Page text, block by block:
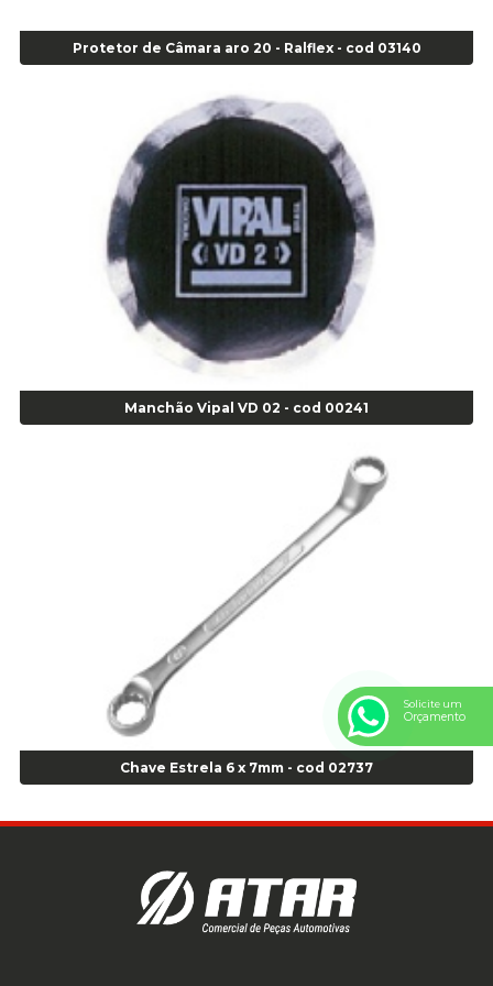
Alicate de Corte Diagonal - cod 02138
Alicate de Pressão Corneta (Cód. 01780)
Alicate para Abracadeira 3/16" x 1.3/16" 29840 - Gedore - Cod 02174
Alicate para Anéis Externos Bico Reto - Gedore A2 - Cod 00894
Alicate para Anéis Externos com Bico Curvo - Gedore A21 - Cod 00895
Alicate para Anéis Internos Bico Curvo - Gedore J21 - Cod 00893
Alicate para Anéis Tipo Trava Câmbio 8134 Gedore - Cod 02008
Alicate para Balanceamento - Cod 03078
Alicate para trava de cambio 398 11" - Corneta - Cod 03113
Alicate Universal - Cod 01718
Alicate Universal 8" Gedore - Cod 00133
Anel Centralizador Fiat 4 pçs - Amarelo - Cod 00517
Anel Centralizador Ford 4pçs - Verde - Cod 00518
Anel Centralizador Honda 4 pçs - Vermelho - Cod 01465
Anel Centralizador Peugeot 4pçs - Branco - Cod 01466
Anel Centralizador Renault 4pçs - Marrom - Cod 01467
Anel Centralizador Toyota 4pçs - Preto - Cod 01335
Anel Centralizador VW 4pçs - Laranja - Cod 00520
Anel de vedação Jumbo OR-224 TG - Cod: 03749
Anel de vedação Jumbo OR-449 Cod: 03752
Anel p/ montagem de pneu s/cam aro 22,5 - Cod 00166
Anel para Montagem do Pneu Sem Câmara Aro 24,5 - Cod 02935
Anel para Vedação OR 25 - Cod 01766
Anel para Vedação OR 325 - Cod 03390
Anel para Vedação OR 325 Nacional -Cod 01768
Anel para Vedação OR 335 Importado - Cod 01771
Anel para Vedação OR 339 - Cod 01772
Protetor de Câmara aro 20 - Ralflex - cod 03140
Manchão Vipal VD 02 - cod 00241
Chave Estrela 6 x 7mm - cod 02737
Solicite um
Orçamento